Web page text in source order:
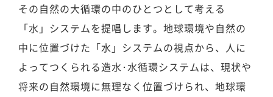
その自然の大循環の中のひとつとして考える
「水」システムを提唱します。地球環境や自然の
中に位置づけた「水」システムの視点から、人に
よってつくられる造水･水循環システムは、現状や
将来の自然環境に無理なく位置づけられ、地球環